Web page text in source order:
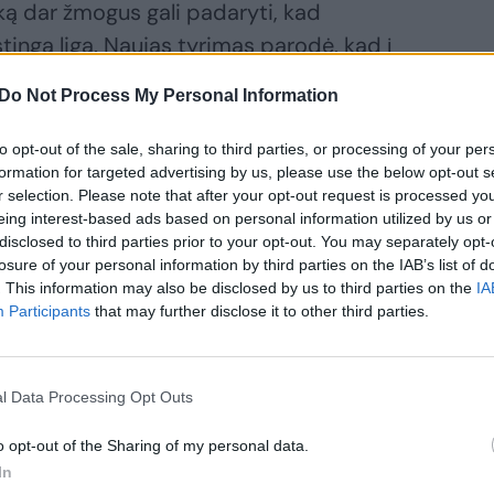
Do Not Process My Personal Information
opt-out of the sale, sharing to third parties, or processing of your
for targeted advertising by us, please use the below opt-out
selection. Please note that after your opt-out request is processed
interest-based ads based on personal information utilized by us
to third parties prior to your opt-out. You may separately
of your personal information by third parties on the IAB’s list of
This information may also be disclosed by us to third parties on the
Participants that may further disclose it to other third parties.
Data Processing Opt Outs
opt-out of the Sharing of my personal data.
dar žmogus gali padaryti, kad
liga. Naujas tyrimas parodė, kad į
žmonių mitybos racioną įtraukiant
mikrobiota. Tai potencialiai gali
kad žmonėms, kurie kasdien ar
mažesnė išplitusios storosios
didelės rizikos polipo, kuris, jei nėra
ir visiškai pašalintas, gali
– atsinaujinimo rizika“, – sakė dr.
autorė iš Teksaso universiteto M.D.